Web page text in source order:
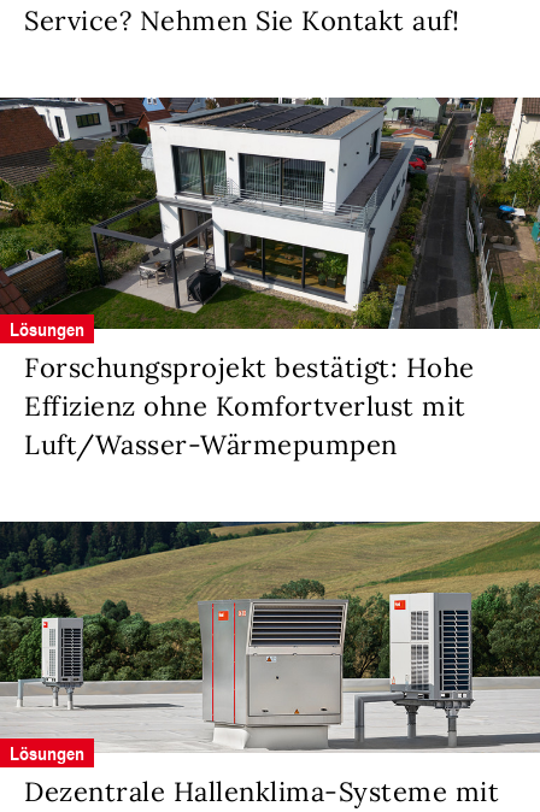
Service? Nehmen Sie Kontakt auf!
Lösungen
Forschungsprojekt bestätigt: Hohe
Effizienz ohne Komfortverlust mit
Luft/Wasser-Wärmepumpen
Lösungen
Dezentrale Hallenklima-Systeme mit